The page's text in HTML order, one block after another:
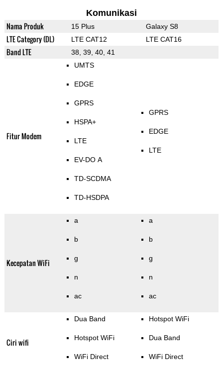
Komunikasi
Nama Produk 15 Plus Galaxy S8
LTE Category (DL) LTE CAT12 LTE CAT16
Band LTE 38, 39, 40, 41
Fitur Modem
UMTS
EDGE
GPRS
HSPA+
LTE
EV-DO A
TD-SCDMA
TD-HSDPA
GPRS
EDGE
LTE
Kecepatan WiFi
a
b
g
n
ac
a
b
g
n
ac
Ciri wifi
Dua Band
Hotspot WiFi
WiFi Direct
Hotspot WiFi
Dua Band
WiFi Direct